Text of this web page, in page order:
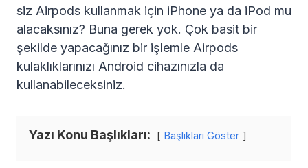
siz Airpods kullanmak için iPhone ya da iPod mu
alacaksınız? Buna gerek yok. Çok basit bir
şekilde yapacağınız bir işlemle Airpods
kulaklıklarınızı Android cihazınızla da
kullanabileceksiniz.
Yazı Konu Başlıkları: Başlıkları Göster